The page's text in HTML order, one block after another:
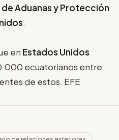
Aduanas y Protección
.
en Estados Unidos
ecuatorianos entre
de estos. EFE